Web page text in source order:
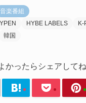
音楽番組
HYBE LABELS
K-
韓国
かったらシェアしてね